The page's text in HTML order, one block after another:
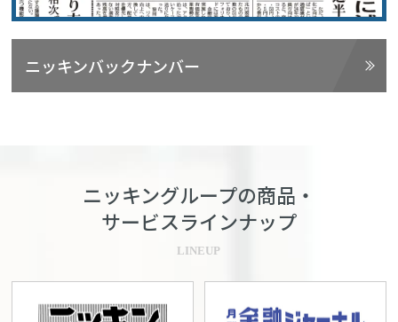
ニッキンバックナンバー
ニッキングループの商品・
サービスラインナップ
LINEUP